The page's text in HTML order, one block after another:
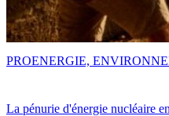
La pénurie d'énergie nucléaire
PROENERGIE,